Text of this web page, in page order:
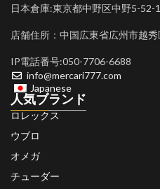
日本倉庫:東京都中野区中野5-52-
店舗住所：中国広東省広州市越
IP電話番号:050-7706-6688
info@mercari777.com
Japanese
人気ブランド
ロレックス
ウブロ
オメガ
チューダー